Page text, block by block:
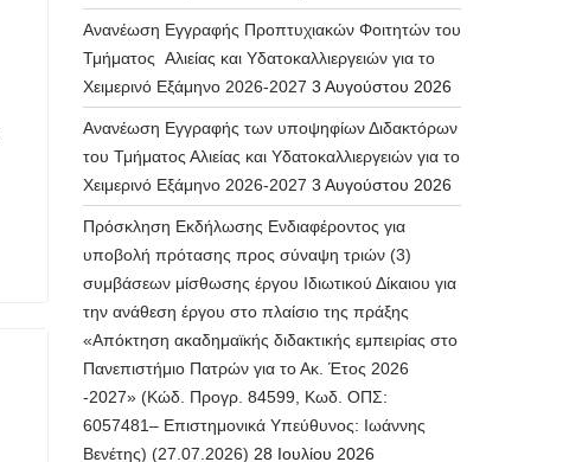
Ανανέωση Εγγραφής Προπτυχιακών Φοιτητών του
Τμήματος Αλιείας και Υδατοκαλλιεργειών για το
Χειμερινό Εξάμηνο 2026-2027 3 Αυγούστου 2026
Ανανέωση Εγγραφής των υποψηφίων Διδακτόρων
του Τμήματος Αλιείας και Υδατοκαλλιεργειών για το
Χειμερινό Εξάμηνο 2026-2027 3 Αυγούστου 2026
Πρόσκληση Εκδήλωσης Ενδιαφέροντος για
υποβολή πρότασης προς σύναψη τριών (3)
συμβάσεων μίσθωσης έργου Ιδιωτικού Δίκαιου για
την ανάθεση έργου στο πλαίσιο της πράξης
«Απόκτηση ακαδημαϊκής διδακτικής εμπειρίας στο
Πανεπιστήμιο Πατρών για το Ακ. Έτος 2026
-2027» (Κώδ. Προγρ. 84599, Κωδ. ΟΠΣ:
6057481– Επιστημονικά Υπεύθυνος: Ιωάννης
Βενέτης) (27.07.2026) 28 Ιουλίου 2026